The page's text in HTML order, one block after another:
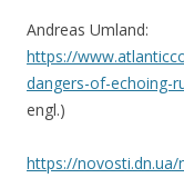
Andreas Umland:
https://
dangers-of-echoing-
engl.)
https://novosti.dn.ua/